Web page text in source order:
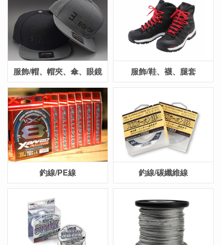
服飾/帽、帽夾、傘、眼鏡 服飾/鞋、襪、腿套
釣線/PE線 釣線/碳纖維線